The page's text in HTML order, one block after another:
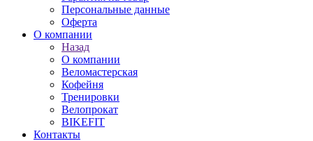
Персональные данные
Оферта
О компании
Назад
О компании
Веломастерская
Кофейня
Тренировки
Велопрокат
BIKEFIT
Контакты